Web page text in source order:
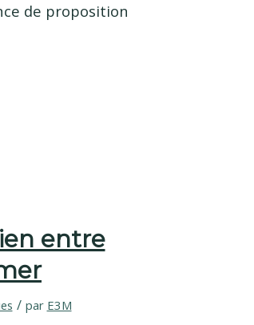
de proposition
entre
/ par E3M